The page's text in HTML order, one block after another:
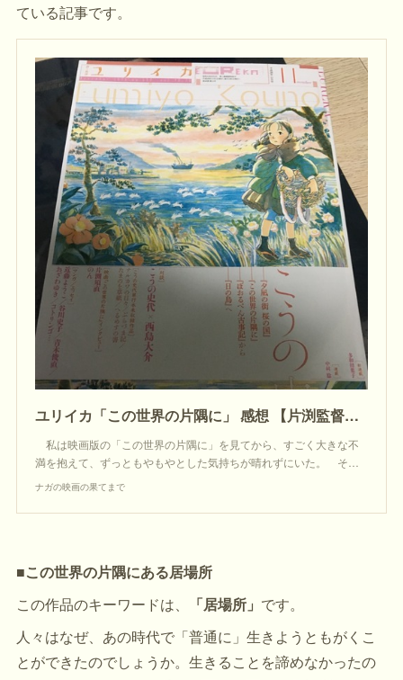
ている記事です。
ユリイカ「この世界の片隅に」 感想 【片渕監督の込めた「すず」という少女への愛】 : ナガの映画の果てまで
私は映画版の「この世界の片隅に」を見てから、すごく大きな不
満を抱えて、ずっともやもやとした気持ちが晴れずにいた。 そ…
ナガの映画の果てまで
■この世界の片隅にある居場所
この作品のキーワードは、
「居場所」 です。
人々はなぜ、あの時代で「普通に」生きようともがくこ
とができたのでしょうか。生きることを諦めなかったの